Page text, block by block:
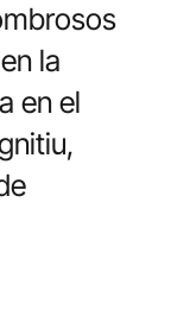
la
en el